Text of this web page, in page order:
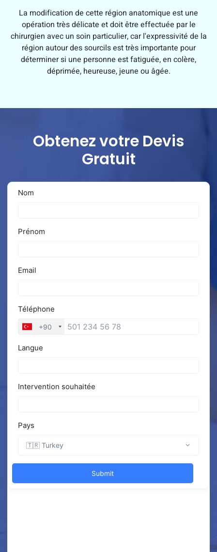
La modification de cette région anatomique est une
opération très délicate et doit être effectuée par le
chirurgien avec un soin particulier, car l'expressivité de la
région autour des sourcils est très importante pour
déterminer si une personne est fatiguée, en colère,
déprimée, heureuse, jeune ou âgée.
Obtenez votre Devis
Gratuit